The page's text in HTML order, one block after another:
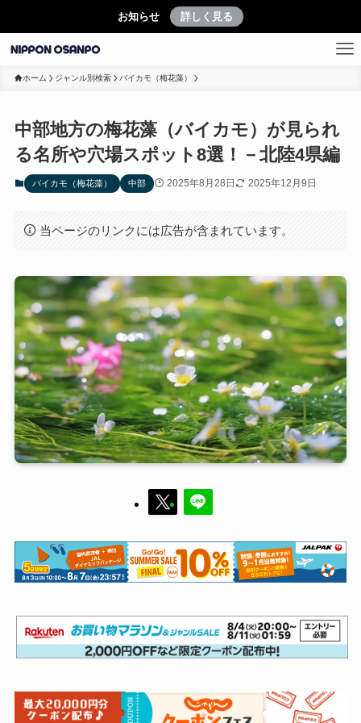
お知らせ 詳しく見る
ホーム ジャンル別検索 バイカモ（梅花藻）
中部地方の梅花藻（バイカモ）が見られ
る名所や穴場スポット8選！－北陸4県編
バイカモ（梅花藻） 中部 2025年8月28日 2025年12月9日
当ページのリンクには広告が含まれています。